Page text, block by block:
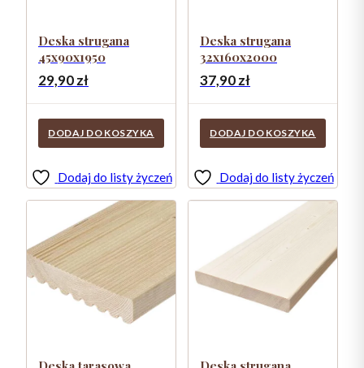
Deska strugana
45x90x1950
29,90zł
DODAJ DO KOSZYKA
Dodaj do listy życzeń
Deska strugana
32x160x2000
37,90zł
DODAJ DO KOSZYKA
Dodaj do listy życzeń